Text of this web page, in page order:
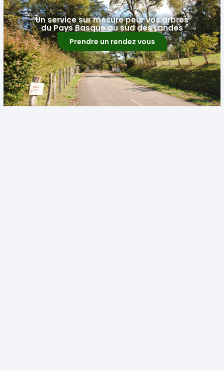
Un service sur mesure pour vos arbres
du Pays Basque au sud des Landes
Prendre un rendez vous